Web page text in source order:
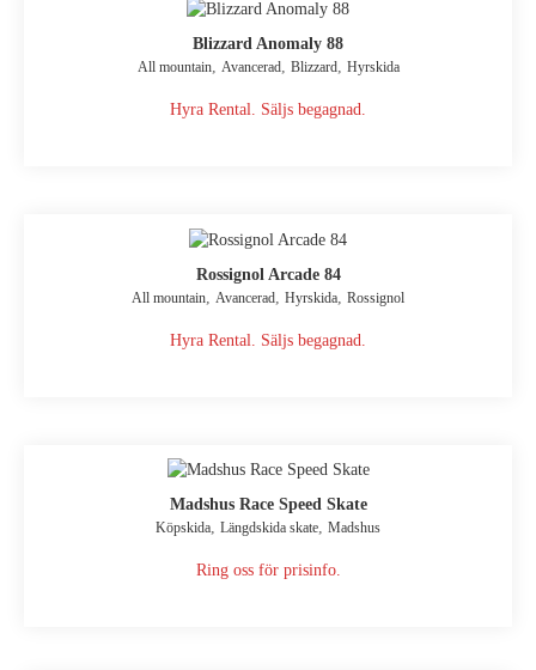
Blizzard Anomaly 88
All mountain, Avancerad, Blizzard, Hyrskida
Hyra Rental. Säljs begagnad.
Rossignol Arcade 84
All mountain Avancerad Hyrskida Rossignol
Hyra Rental. Säljs begagnad.
Madshus Race Speed Skate
Köpskida Längdskida skate Madshus
Ring oss för prisinfo.